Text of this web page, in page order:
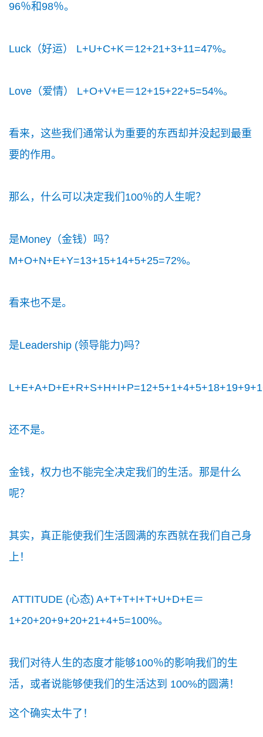
96％和98％。
Luck（好运） L+U+C+K＝12+21+3+11=47%。
Love（爱情） L+O+V+E＝12+15+22+5=54%。
看来，这些我们通常认为重要的东西却并没起到最重
要的作用。
那么，什么可以决定我们100％的人生呢？
是Money（金钱）吗？
M+O+N+E+Y=13+15+14+5+25=72%。
看来也不是。
是Leadership (领导能力)吗？
还不是。
金钱，权力也不能完全决定我们的生活。那是什么
呢？
其实，真正能使我们生活圆满的东西就在我们自己身
上！
ATTITUDE (心态) A+T+T+I+T+U+D+E＝
1+20+20+9+20+21+4+5=100%。
我们对待人生的态度才能够100％的影响我们的生
活，或者说能够使我们的生活达到 100%的圆满！
这个确实太牛了！